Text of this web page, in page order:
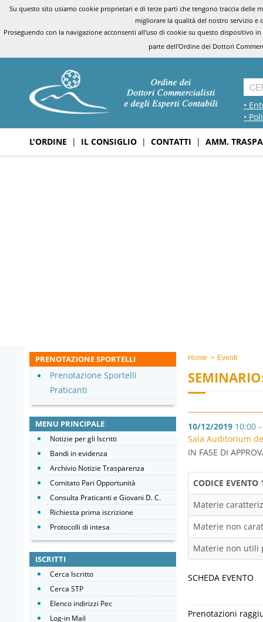
Su questo sito usiamo cookie proprietari e di terze parti che tengono traccia
migliorare la qualità del nostro servizio e
Proseguendo con la navigazione acconsenti all'uso di cookie su questo dispositivo
parte dell'Ordine dei Dottori
•
•
L'ORDINE | IL CONSIGLIO | CONTATTI | AMM.
Home > Eventi
10/12/2019 10:00
Sala Auditorium
IN FASE DI
CODICE EVENTO
Materie
Materie non
Materie non utili
SCHEDA EVENTO
Prenotazioni
PRENOTAZIONE SPORTELLI
Prenotazione Sportelli
Praticanti
MENU PRINCIPALE
Notizie per gli Iscritti
Bandi in evidenza
Archivio Notizie Trasparenza
Comitato Pari Opportunità
Consulta Praticanti e Giovani D. C.
Richiesta prima iscrizione
Protocolli di intesa
ISCRITTI
Cerca Iscritto
Cerca STP
Elenco indirizzi Pec
Log-in Mail